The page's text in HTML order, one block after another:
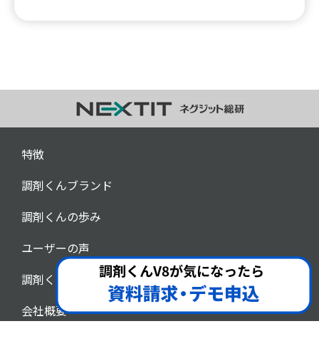
特徴
調剤くんブランド
調剤くんの歩み
ユーザーの声
調剤くんチャンネル
会社概要